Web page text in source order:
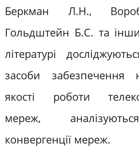
Беркман Л.Н.,
Гольдштейн Б.С. та
літературі
засоби забезпечення
якості роботи
мереж,
конвергенції мереж.